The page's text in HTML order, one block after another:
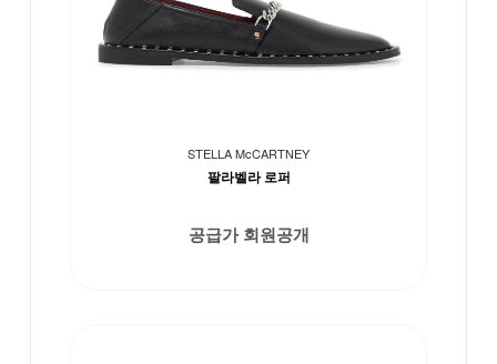
STELLA McCARTNEY
팔라벨라 로퍼
공급가 회원공개